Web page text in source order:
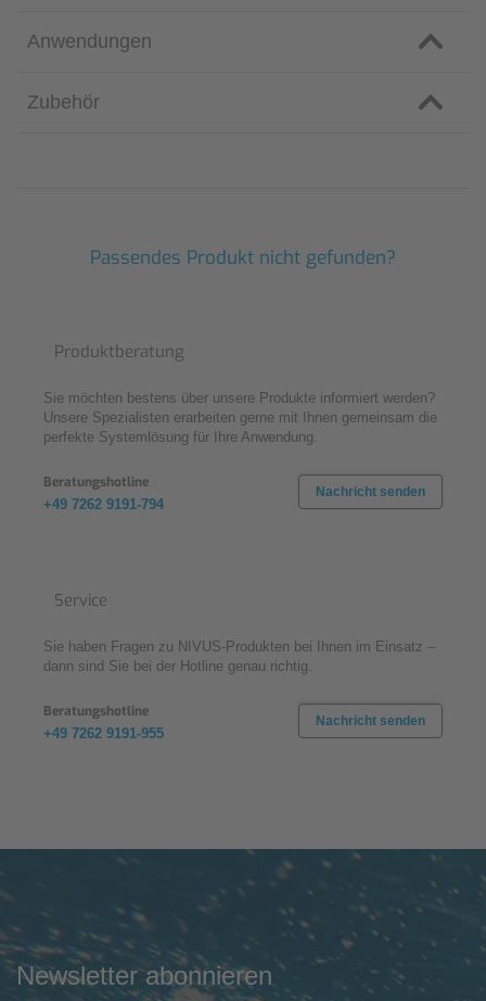
Anwendungen
Zubehör
Passendes Produkt nicht gefunden?
Produktberatung
Sie möchten bestens über unsere Produkte informiert werden?
Unsere Spezialisten erarbeiten gerne mit Ihnen gemeinsam die
perfekte Systemlösung für Ihre Anwendung.
Beratungshotline
+49 7262 9191-794
Nachricht senden
Service
Sie haben Fragen zu NIVUS-Produkten bei Ihnen im Einsatz –
dann sind Sie bei der Hotline genau richtig.
Beratungshotline
+49 7262 9191-955
Nachricht senden
Newsletter abonnieren